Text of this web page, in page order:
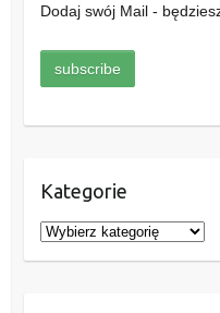
Dodaj swój Mail -
Kategorie
K
a